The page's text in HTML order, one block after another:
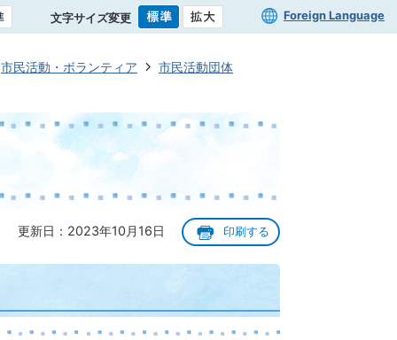
文字サイズ変更 Foreign Language
市民活動・ボランティア
市民活動団体
更新日：2023年10月16日 印刷する